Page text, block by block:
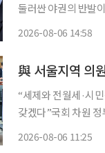
둘러싼 야권의 반발
2026-08-06 14:58
與 서울지역 의
“세제와 전월세·시
갖겠다”국회 차원 정부안 재검
2026-08-06 11:25